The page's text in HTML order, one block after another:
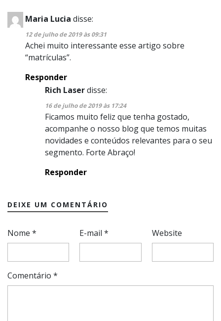
Maria Lucia disse:
12 de julho de 2019 às 09:31
Achei muito interessante esse artigo sobre
“matrículas”.
Responder
Rich Laserdisse:
16 de julho de 2019 às 17:24
Ficamos muito feliz que tenha gostado,
acompanhe o nosso blog que temos muitas
novidades e conteúdos relevantes para o seu
segmento. Forte Abraço!
Responder
DEIXE UM COMENTÁRIO
Nome * E-mail* Website
Comentário *